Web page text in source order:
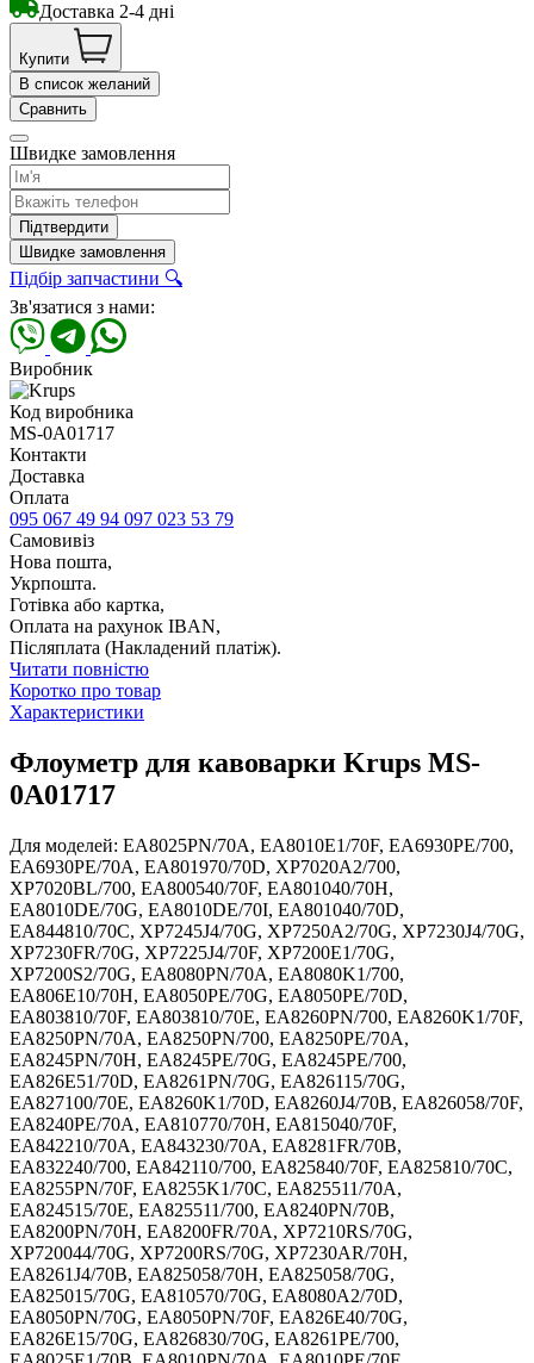
Доставка 2-4 дні
Купити
В список желаний
Сравнить
Швидке замовлення
Підтвердити
Швидке замовлення
Підбір запчастини 🔍
Зв'язатися з нами:
Виробник
Код виробника
MS-0A01717
Контакти
Доставка
Оплата
095 067 49 94 097 023 53 79
Самовивіз
Нова пошта,
Укрпошта.
Готівка або картка,
Оплата на рахунок IBAN,
Післяплата (Накладений платіж).
Читати повністю
Коротко про товар
Характеристики
Флоуметр для кавоварки Krups MS-
0A01717
Для моделей: EA8025PN/70A, EA8010E1/70F, EA6930PE/700, EA6930PE/70A, EA801970/70D, XP7020A2/700, XP7020BL/700, EA800540/70F, EA801040/70H, EA8010DE/70G, EA8010DE/70I, EA801040/70D, EA844810/70C, XP7245J4/70G, XP7250A2/70G, XP7230J4/70G, XP7230FR/70G, XP7225J4/70F, XP7200E1/70G, XP7200S2/70G, EA8080PN/70A, EA8080K1/700, EA806E10/70H, EA8050PE/70G, EA8050PE/70D, EA803810/70F, EA803810/70E, EA8260PN/700, EA8260K1/70F, EA8250PN/70A, EA8250PN/700, EA8250PE/70A, EA8245PN/70H, EA8245PE/70G, EA8245PE/700, EA826E51/70D, EA8261PN/70G, EA826115/70G, EA827100/70E, EA8260K1/70D, EA8260J4/70B, EA826058/70F, EA8240PE/70A, EA810770/70H, EA815040/70F, EA842210/70A, EA843230/70A, EA8281FR/70B, EA832240/700, EA842110/700, EA825840/70F, EA825810/70C, EA8255PN/70F, EA8255K1/70C, EA825511/70A, EA824515/70E, EA825511/700, EA8240PN/70B, EA8200PN/70H, EA8200FR/70A, XP7210RS/70G, XP720044/70G, XP7200RS/70G, XP7230AR/70H, EA8261J4/70B, EA825058/70H, EA825058/70G, EA825015/70G, EA810570/70G, EA8080A2/70D, EA8050PN/70G, EA8050PN/70F, EA826E40/70G, EA826E15/70G, EA826830/70G, EA8261PE/700, EA8025E1/70B, EA8010PN/70A, EA8010PE/70F, EA800015/70G, EA8025E1/70A, EA693040/70A, ES6910PE/70B, ES6805PN/70C, XP7180PN/70G, EA844110/70B, EA844830/70B, EA850B40/700, EA8000E1/700, EA8000PN/70C, EA8000PE/70B, EA8005PE/70C, EA800540/70E, XP7230BR/70H, XP7200KR/70G, XP7250RS/70G, XP7200FR/70G, EA826E52/70D, EA8260FR/70E, EA826058/70H, EA8255PE/70H, EA832060/70A, EA842230/700, EA843210/70B, EA827100/70H, EA824515/70G, EA816B70/70F, EA8260PN/70H, EA8260PE/70G, EA8251PN/700, EA8250J4/70D, EA8245PN/70F, EA8245PN/700, EA8080PE/70H, EA8080PE/70G, EA8080K1/70B, EA8050K1/700, EA826E30/70G, EA8261PN/70E, EA826E30/70I, EA8010DE/70E, EA8010A2/700, EA801015/70G, EA8005S2/700, EA8005PE/70A, EA8000PN/70H, EA8000PN/70E, EA844130/70B, EA850B40/70A, EA691060/70A, EA693E10/70E, EA699010/70F, EA800015/70I, EA8010PE/70G, EA801570/70F, EA801910/70I, EA8025PE/70D, EA8025S2/70A, EA801910/70E, EA8025E1/70C, EA801710/70F, EA8010PE/70A, EA8010FR/700, EA6910PN/70B, EA699010/70B, EA8025PN/70H, EA8025PE/70B, EA8025PE/70H, XP720011/70G, XP7220E1/70G, XP7220J4/70G, XP7230BR/70G, XP7250PN/70G, XP7220CN/70G, EA844240/70B, EA844830/70C, EA850B30/700, EA8000E1/70A, EA8005PN/70F, EA800540/70D, EA8000PE/700, EA8255PN/70I, EA8255PN/70H, EA8255PN/70A, EA8255K1/70A, EA825511/70B, EA8251PN/70B, EA8240PN/700, EA8220FR/70A, EA815570/70F, EA832240/70B, EA842110/70A, EA8281FR/70A, EA825810/70H, EA8261J4/70A, EA8260PE/70A, EA8250J4/70B, EA825058/70F, EA825054/70B, EA8245K1/70C, EA8080A2/70B, EA8050PN/70H, EA8050PE/70H, EA832110/70A, EA843240/70A, EA8320PN/700, EA828E15/70G, EA828E15/70F, EA826015/70F, EA826015/70E, EA8255PE/70G, EA8255K1/70B, EA824515/70D, EA8240PN/70C, EA8220FR/700, EA816031/70F, EA8250J4/70E, EA825015/70H, EA8245PN/70C, EA8080PE/700, EA810570/70H, EA8080E1/70D, EA8080A2/70E, EA8050PE/70C, EA8050BL/700, EA826E30/70H, EA826E15/70F, EA826830/70F, EA826115/70D, EA8260PN/70C, EA8260PE/70F, EA8250PN/70D, EA8250PE/70F, EA826E40/70H, XP7240E1/70G, XP7210BR/70G, XP724044/70G, XP7210DE/70G, EA844210/70A, EA850B80/70A, EA8005PE/700, EA8000PN/70D, EA800410/70I, EA8000PE/70A, EA801040/70C, EA801015/70F, ES6910PN/70B, EA8010FR/70C, EA691040/70A, EA6930PN/70A, EA802B10/70G, EA801570/70G, XP7220RU/70G, XP7220BL/70G, XP7200DP/70G, XP7250PE/70G, XP7230E1/70G, EA832040/700, EA828E15/70J, EA8281PE/70B, EA8280PN/70A, EA827851/70C, EA826058/70G, EA826011/700, EA825840/70I, EA825840/70E, EA8255PN/70B, EA8255J4/70B, EA8240J4/70B, EA824055/70B, EA815070/70F, EA832240/70A, EA843230/700, EA8261PN/70B, EA8260PN/70G, EA8260PE/70B, EA8250PN/70H, EA8250PE/70B, EA825055/70C, EA8245PE/70H, EA8080K1/70C, EA8080A2/70A, EA8050PN/70B, EA8050K1/70A, EA826E15/70I, EA844240/70A, EA8000E1/70D, EA6910PE/70B, EA6935FR/70B, EA8010E1/70G, EA800015/70H, EA8025E1/70H, EA801S70/70H, EA801B51/700, EA8010PE/70B, EA8025S2/700, EA8025PE/70G, ES6805RU/70B, ES6805BL/70B, EA800R10/70G, EA800410/70G, EA8010A2/70A, EA8010E1/70D, EA8010DE/70H, EA8005PE/70D, EA8000PN/700, EA8005BL/700, EA844110/70A, EA844810/70A, EA850B10/700, EA801970/70F, EA8010PN/70G, EA8010PN/700, EA7020PE/700, EA8025PN/70B, EA8025E1/700, XP7020FR/700, EA8260K1/70B, EA8255PN/70G, EA8255PE/70C, EA8251PN/70G, EA826E52/70C, EA842210/70B, EA8200PN/70E, EA8200FR/700, EA810B70/70G, EA810870/70F, EA810840/70G, EA8261PE/70A, EA826115/70E, EA8260K1/70H, EA8260K1/70G, EA8250FR/70A, EA825015/70D, EA8245PN/70G, EA8245PE/70A, EA803810/70D, EA8080S2/700, EA8050PN/70E, EA803810/70G, EA826E10/70E, EA8261PE/70F, EA826E10/70F, ES6825PN/70B, XP723011/70G, XP7240S2/70G, XP7200BL/70G, XP7220PN/70G, XP7230J4/70F, XP7240CN/70G, EA8010PN/70C, EA699010/70C, EA8010PN/70D, EA8025E1/70D, EA8025PE/70C, EA8320PN/70B, EA827100/70F, EA8260J4/70A, EA8260FR/70B, EA825810/70E, EA8255PE/70B, EA825511/70D, EA8251PN/70C, EA8200PN/70B, EA8200PN/70A, EA810840/70H, EA8322PN/70B, EA842240/700, EA8261PN/70F, EA8261PE/70E, EA8261PE/70B, EA8260PN/70B, EA8250J4/70A, EA825011/70B, EA825011/70A, EA8245K1/70B, EA8080PE/70D, EA8080K1/70G, EA8050S2/700, EA803810/70H, EA803810/70C, EA826E40/70I, EA826E10/70I, EA843251/70A, EA844130/70C, EA8000PE/70E, EA800R10/70H, EA8005PN/70E, EA8005PE/70E, EA8000PN/70A, EA8010E1/700, EA8010DE/70D, EA801910/70G, EA8010PE/70H, EA8010PE/70D, EA8010FR/70A, EA8025PN/70G, EA8025PN/700, XP7230PE/70G, XP72301B/70G, ES6930PN/700, EA6930PN/700, EA6910PN/70A, EA6930PE/70B, XP7000PE/700, EA801040/70B, EA800540/70C, EA8000E1/70F, EA844230/70A, EA850B10/70A, EA828E15/70H, EA843240/700, EA8281PN/70B, EA8280PE/70B, EA8280FR/70A, EA826015/70G, EA826015/70D, EA8255PN/700, EA825511/70C, EA824515/70C, EA8240PN/70H, EA815B70/70F, EA810770/70G, XP7210E1/70G, XP7210AR/70H, XP7200RU/70G, EA8261PN/70A, EA8260PE/70D, EA8250PN/70C, EA8250PE/70G, EA825058/70E, EA8245PN/70A, EA8080PE/70A, EA8080E1/70C, EA8080E1/70B, EA8050PN/700, EA8050PE/70B, EX6800FR/70B, ES6930PE/70B, EA800015/70F, EA693040/70B, EA6935FR/700, EA801910/70F, EA8025BL/700, EA8025PN/70C, XP7020PE/700, EA8010E1/70E, EA801040/70E, EA800540/70G, EA8000E1/70B, EA844250/70A, EA844810/70B, XP7240RS/70G, XP7240A2/70G, XP7220S2/70G, EA826015/70H, EA826011/70B, EA8255PN/70D, EA8251PN/70H, EA824515/70F, EA8240PN/70E, EA815050/70G, EA810B70/70F, EA8320PE/70B, EA843230/70B, EA8281PN/70A, EA8260K1/70E, EA828E15/70I, EA8260PE/700, EA8250PN/70B, EA8250PE/70H, EA8250FR/700, EA8245PE/70F, EA8245PN/70J, EA8080PE/70B, EA8080K1/70A, EA8080BL/700, EA8050PN/70D, EA8050PE/70F, EA8050PE/70E, EA826E40/70J, EA826115/70H, EA826E51/70C, EA8000PE/70C, EA8005PN/70G, EA8005PE/70B, EA8000PN/70F, EA8000PE/70H, EA8010DE/70F, XP7200KR/70H, XP7230CN/70G, XP7240K1/70G, XP7250FR/70G, XP7200J4/70G, EA827100/70G, EA8260FR/70D, EA825810/70G, EA8255PE/70E, EA8255J4/70D, EA8251PN/70A, EA824055/70C, EA824054/70B, EA8322PN/700, EA842230/70A, EA816570/70F, EA8261PN/70D, EA826E30/70F, EA8260PN/70E, EA8260PE/70H, EA8250J4/70C, EA826E40/70F, EA8250FR/70C, EA825054/70C, EA8245PN/70E, EA8245K1/70D, EA8080PN/700, EA8080PE/70F, EA8050E1/70A, EA844130/70A, EA850B50/700, EA6910PE/700, EA699010/70E, EA801910/70H, EA801S70/70I, EA8010S2/70A, EA8010PE/700, EA8010FR/70E, EA8025E1/70F, EA8025PE/70E, EA802B10/70E, XP7000BL/700, EA826E51/70B, EA8080K1/70E, EA8080A2/70C, EA8050PE/70A, EA8050A2/700, EA803810/70B, EA8261PE/70C, EA8260PN/70A, EA8250PN/70F, EA8250PE/70D, EA825015/70F, EA825011/700, EA8245J4/70B, EA8080PE/70I, EA826E10/70H, EA8261PE/70H, EA832140/70A, EA843210/70A, EA832110/700, EA8320PN/70A, EA832060/700, EA8260FR/700, EA825840/70G, EA8255PE/70A, EA8255K1/70D, EA8240PN/70A, EA8200PN/70G, EA8200PN/700, EA810B70/70H, XP7220PN/70H, XP7240PN/70G, XP7210AR/70G, XP7200CN/70G, EA8010DE/70B, EA801015/70D, EA8000PN/70B, EA8000PN/70I, EA8005PE/70F, EA800R10/70I, EA843240/70B, EA844110/70C, EA8010PN/70E, EA8010PN/70B, EA693E10/70F, EA699010/70A, ES6910PN/700, ES6805S2/70B, EA825840/70H, EA825810/70F, EA8255PE/70F, EA8255PE/700, EA832110/70B, EA827E51/70C, EA8322PN/70A, EA8255J4/70C, EA8251PN/70I, EA8240PN/70D, EA8240J4/70A, EA824054/70C, EA8200PN/70F, EA816170/70F, XP7240RU/70G, XP7200DP/70H, XP7200A2/70G, EA8080A2/70F, EA8080A2/700, EA8050E1/700, EA8260PN/70F, EA8260PE/70E, EA8250PN/70G, EA8250PE/70C, EA825055/70B, EA825015/70E, EA8245PN/70I, EA8245J4/70A, EA826E15/70H, EA826830/70E, ES6910PN/70A, ES6910PE/70A, EA8010PE/70C, EA8010FR/70D, EA6910PE/70A, EA6935FR/70A, EA802B10/70F, EA8025E1/70G, EA8010S2/700, EA8025PE/70F, EA8000PE/70D, EA8000PN/70G, EA8000E1/70E, EA801015/70C, EA844210/70B, EA850B50/70A, EA8250FR/70D, EA8245PN/70B, EA8245PE/70E, EA8245PE/70B, EA8245K1/70A, EA8080S2/70A, EA8080PE/70E, EA8080K1/70F, EA8261J4/70C, EA8261PN/70C, EA8260PE/70C, EA8050PN/70A, EA8320PE/70A, EA842110/70B, EA842230/70B, EA8281PE/70A, EA8280FR/70B, EA826E80/70I, EA8260K1/70A, EA8260FR/70C, EA825810/70I, EA8255PN/70C, EA8251PN/70D, EA8240PE/70D, EA8240PE/70C, EA810840/70F, EA815E70/70F, EA8010E1/70A, EA8010DE/70C, EA8005PN/70A, EA800540/70B, EA8000PE/70I, EA844230/70B, EA850B30/70A, EA850B80/700, EA880810/70A, XP7250S2/70G, XP7230DE/70G, XP7230AR/70G, XP722044/70G, EA8010FR/70B, EA6910PN/700, EA699010/70D, EA8025PN/70F, EA801970/70G, EA8010PE/70E, EA8010PN/70I, EA8025PE/700, ES6930PN/70B, XP7000FR/700, EA8025PN/70E, EA8010PN/70F, EA6930PN/70B, EA8010PN/70H, EA8025PE/70A, XP7000FD/700, EA844830/70A, EA8010E1/70C, EA8010E1/70B, EA8010DE/70A, EA801015/70E, EA8005PN/700, EA800410/70H, EA8050A2/70A, EA8080PE/70C, EA8080K1/70D, EA8050PE/700, EA8250PE/70E, EA8250PE/700, EA825058/70I, EA8245PN/70D, EA8245PE/70D, EA8245PE/70C, EA810770/70F, EA810570/70F, EA826E15/70J, EA8261PN/70H, EA8260PN/70D, EA8250PN/70E, EA826E52/70B, EA834030/70B, EA842210/700, EA843210/700, EA8320PE/700, EA832040/70A, EA8280PE/70A, EA827100/70D, EA8260K1/70C, EA8260K1/700, EA8260FR/70A, EA8255PE/70D, EA8251PN/70E, EA8240PE/70B, XP7225J4/70G, XP7250FB/70G, XP7220K1/70G, XP7260J4/70G, XP7210S2/70G, XP72101B/70G, EA8255PN/70E, EA8255J4/70A, EA8251PN/70F, EA8240PN/70G, EA826011/70A, EA825810/70D, EA834010/70B, EA8200PN/70C, EA8240PN/70F, EA8200PN/70D, EA825